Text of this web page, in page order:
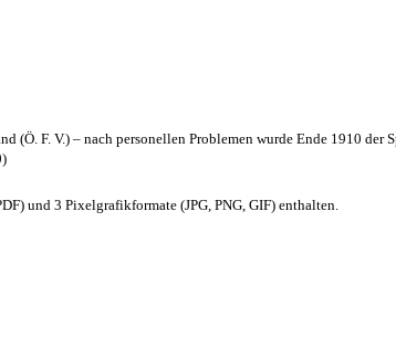
(Ö. F. V.) – nach personellen Problemen wurde Ende 1910
und 3 Pixelgrafikformate (JPG, PNG, GIF) enthalten.